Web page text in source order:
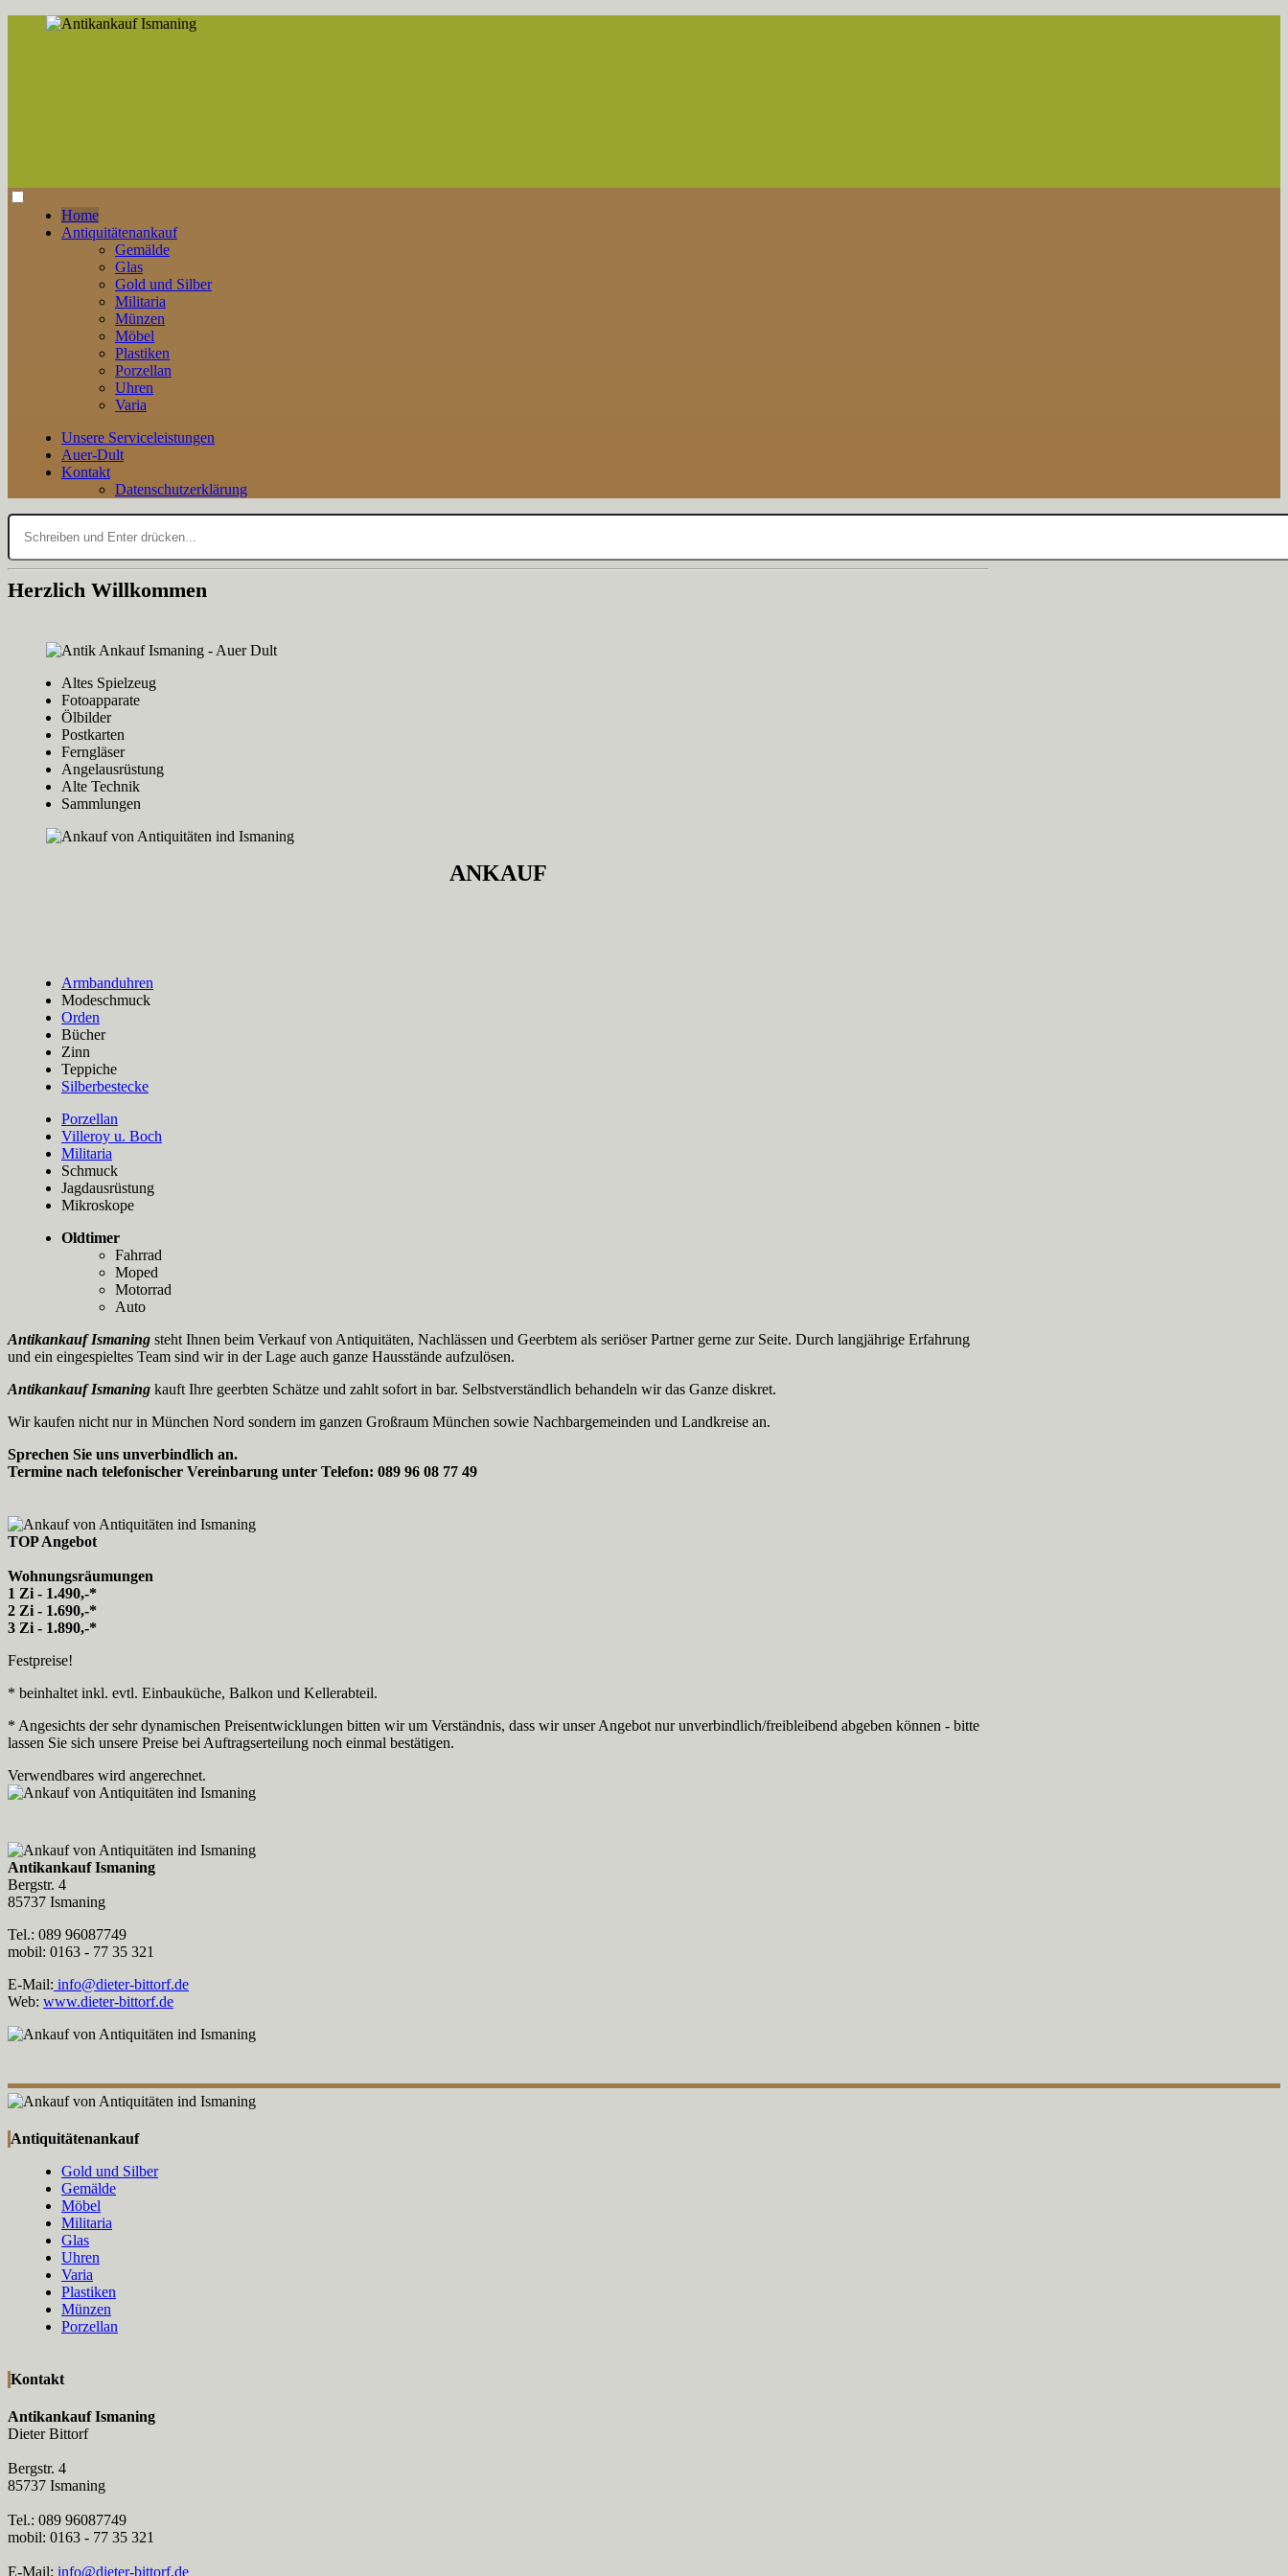
Antikankauf Ismaning
Seriöser Ankauf von Antiquitäten, Nachlässen und Geerbtem
Home
Antiquitätenankauf
Gemälde
Glas
Gold und Silber
Militaria
Münzen
Möbel
Plastiken
Porzellan
Uhren
Varia
Unsere Serviceleistungen
Auer-Dult
Kontakt
Datenschutzerklärung
Suchen
nach:
Herzlich Willkommen
Altes Spielzeug
Fotoapparate
Ölbilder
Postkarten
Ferngläser
Angelausrüstung
Alte Technik
Sammlungen
ANKAUF
Armbanduhren
Modeschmuck
Orden
Bücher
Zinn
Teppiche
Silberbestecke
Porzellan
Villeroy u. Boch
Militaria
Schmuck
Jagdausrüstung
Mikroskope
Oldtimer
Fahrrad
Moped
Motorrad
Auto
Antikankauf Ismaning steht Ihnen beim Verkauf von Antiquitäten, Nachlässen und Geerbtem als seriöser Partner gerne zur Seite. Durch langjährige Erfahrung
und ein eingespieltes Team sind wir in der Lage auch ganze Hausstände aufzulösen.
Antikankauf Ismaning kauft Ihre geerbten Schätze und zahlt sofort in bar. Selbstverständlich behandeln wir das Ganze diskret.
Wir kaufen nicht nur in München Nord sondern im ganzen Großraum München sowie Nachbargemeinden und Landkreise an.
Sprechen Sie uns unverbindlich an.
Termine nach telefonischer Vereinbarung unter Telefon: 089 96 08 77 49
TOP Angebot
Wohnungsräumungen
1 Zi - 1.490,-*
2 Zi - 1.690,-*
3 Zi - 1.890,-*
Festpreise!
* beinhaltet inkl. evtl. Einbauküche, Balkon und Kellerabteil.
* Angesichts der sehr dynamischen Preisentwicklungen bitten wir um Verständnis, dass wir unser Angebot nur unverbindlich/freibleibend abgeben können - bitte
lassen Sie sich unsere Preise bei Auftragserteilung noch einmal bestätigen.
Verwendbares wird angerechnet.
Antikankauf Ismaning
Bergstr. 4
85737 Ismaning
Tel.: 089 96087749
mobil: 0163 - 77 35 321
E-Mail: info@dieter-bittorf.de
Web: www.dieter-bittorf.de
Antiquitätenankauf
Gold und Silber
Gemälde
Möbel
Militaria
Glas
Uhren
Varia
Plastiken
Münzen
Porzellan
Kontakt
Antikankauf Ismaning
Dieter Bittorf
Bergstr. 4
85737 Ismaning
Tel.: 089 96087749
mobil: 0163 - 77 35 321
E-Mail: info@dieter-bittorf.de